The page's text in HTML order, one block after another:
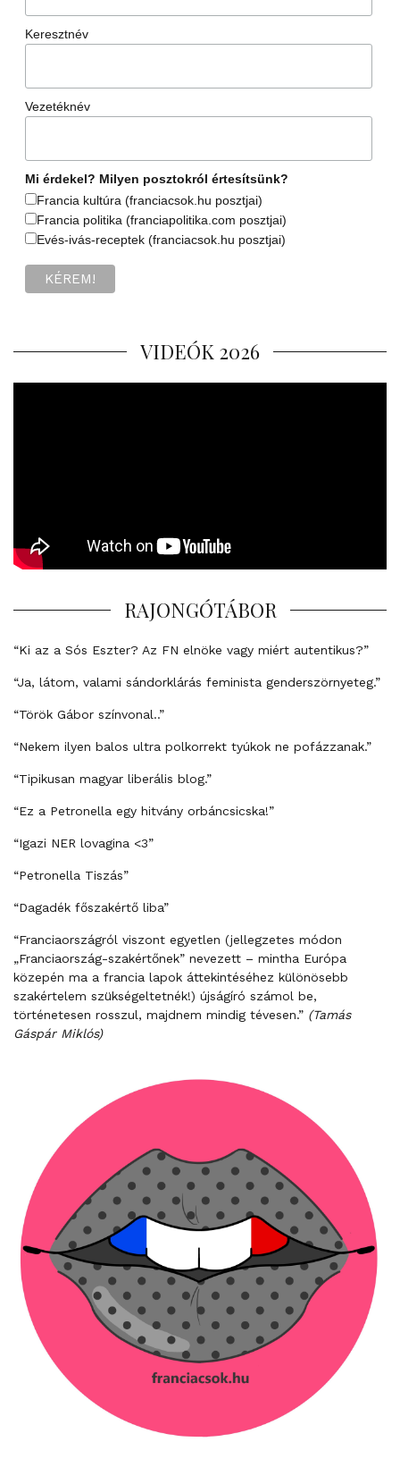
Keresztnév
Vezetéknév
Mi érdekel? Milyen posztokról értesítsünk?
Francia kultúra (franciacsok.hu posztjai)
Francia politika (franciapolitika.com posztjai)
Evés-ivás-receptek (franciacsok.hu posztjai)
VIDEÓK 2026
RAJONGÓTÁBOR
“Ki az a Sós Eszter? Az FN elnöke vagy miért autentikus?”
“Ja, látom, valami sándorklárás feminista genderszörnyeteg.”
“Török Gábor színvonal..”
“Nekem ilyen balos ultra polkorrekt tyúkok ne pofázzanak.”
“Tipikusan magyar liberális blog.”
“Ez a Petronella egy hitvány orbáncsicska!”
“Igazi NER lovagina <3”
“Petronella Tiszás”
“Dagadék főszakértő liba”
“Franciaországról viszont egyetlen (jellegzetes módon
„Franciaország-szakértőnek” nevezett – mintha Európa
közepén ma a francia lapok áttekintéséhez különösebb
szakértelem szükségeltetnék!) újságíró számol be,
történetesen rosszul, majdnem mindig tévesen.” (Tamás
Gáspár Miklós)